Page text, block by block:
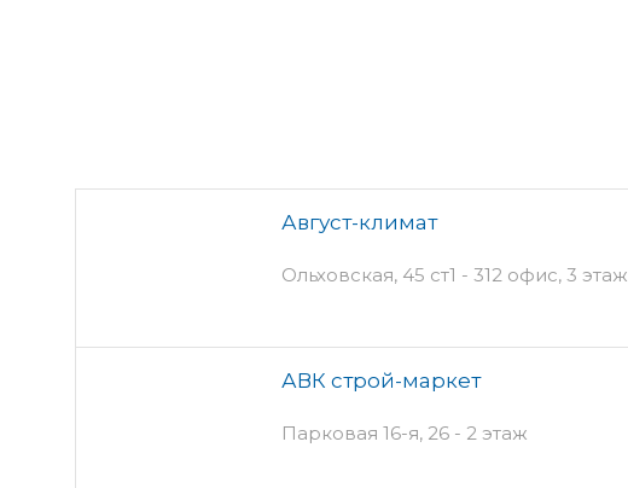
Август-климат
Ольховская, 45 ст1 - 312 офис, 3 этаж
АВК строй-маркет
Парковая 16-я, 26 - 2 этаж